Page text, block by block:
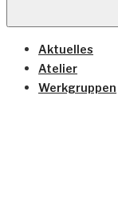
Aktuelles
Atelier
Werkgruppen